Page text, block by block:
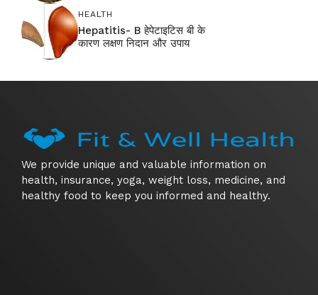
HEALTH
Hepatitis- B हेपेटाइटिस बी के
कारण लक्षण निदान और उपाय
We provide unique and valuable information on
health, insurance, yoga, weight loss, medicine, and
healthy food to keep you informed and healthy.